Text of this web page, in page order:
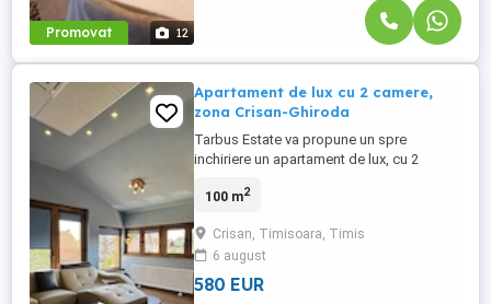
Promovat 12
Apartament de lux cu 2 camere,
zona Crisan-Ghiroda
Tarbus Estate va propune un spre
inchiriere un apartament de lux, cu 2
Compartimentare: -Hol de intrare cu
spatioasa si luminoasa cu acces la
balcon -Bucatarie mobilata si utilata
complet -Baie cu dus Etaj 2: -Dormitor ...
100 m2
Crisan, Timisoara, Timis
6 august
580 EUR